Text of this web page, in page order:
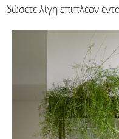
δώσετε λίγη επιπλέον